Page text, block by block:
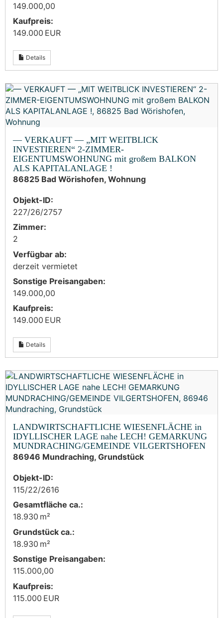
149.000,00
Kaufpreis:
149.000 EUR
Details
— VERKAUFT — „MIT WEITBLICK
INVESTIEREN“ 2-ZIMMER-
EIGENTUMSWOHNUNG mit großem BALKON
ALS KAPITALANLAGE !
86825 Bad Wörishofen, Wohnung
Objekt-ID:
227/26/2757
Zimmer:
2
Verfügbar ab:
derzeit vermietet
Sonstige Preisangaben:
149.000,00
Kaufpreis:
149.000 EUR
Details
LANDWIRTSCHAFTLICHE WIESENFLÄCHE in
IDYLLISCHER LAGE nahe LECH! GEMARKUNG
MUNDRACHING/GEMEINDE VILGERTSHOFEN
86946 Mundraching, Grundstück
Objekt-ID:
115/22/2616
Gesamtfläche ca.:
18.930 m²
Grund­stück ca.:
18.930 m²
Sonstige Preisangaben:
115.000,00
Kaufpreis:
115.000 EUR